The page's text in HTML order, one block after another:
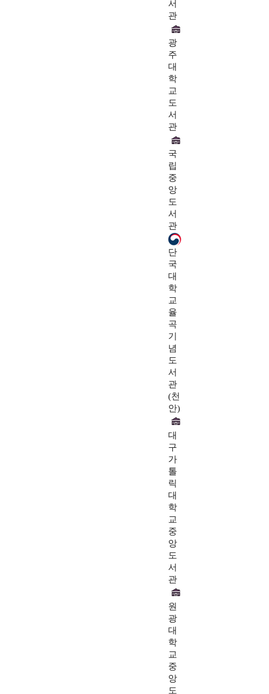
서
관
광
주
대
학
교
도
서
관
국
립
중
앙
도
서
관
단
국
대
학
교
율
곡
기
념
도
서
관
(천
안)
대
구
가
톨
릭
대
학
교
중
앙
도
서
관
원
광
대
학
교
중
앙
도